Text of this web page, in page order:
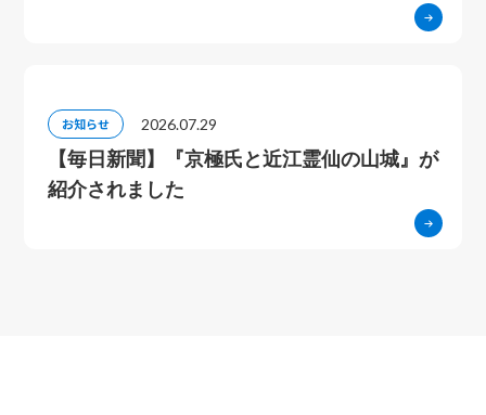
お知らせ 2026.07.29
【毎日新聞】『京極氏と近江霊仙の山城』が
紹介されました